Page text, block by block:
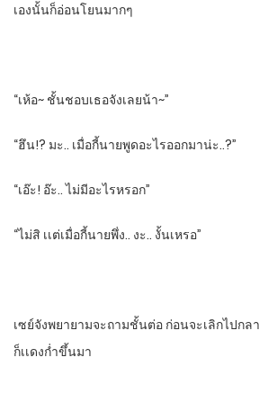
เองนั้นก็อ่อนโยนมากๆ
“เห้อ~ ชั้นชอบเธอจังเลยน้า~”
“ฮึน!? มะ.. เมื่อกี้นายพูดอะไรออกมาน่ะ..?”
“เอ๊ะ! อ๊ะ.. ไม่มีอะไรหรอก”
“ไม่สิ เเต่เมื่อกี้นายพึ่ง.. งะ.. งั้นเหรอ”
เซย์จังพยายามจะถามชั้นต่อ​ ก่อนจะเลิกไปกล
ก็เเดงกํ่าขึ้นมา